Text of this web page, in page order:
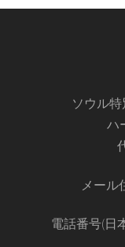
ソウル
ハ
メール
電話番号(日